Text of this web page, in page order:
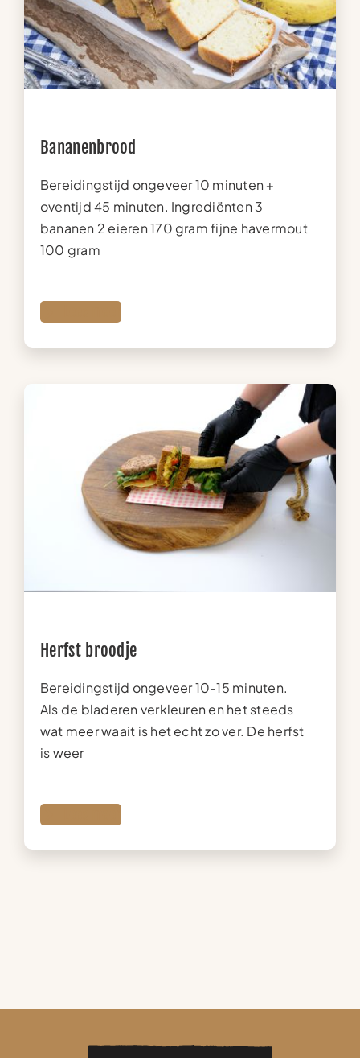
Bananenbrood
Bereidingstijd ongeveer 10 minuten +
oventijd 45 minuten. Ingrediënten 3
bananen 2 eieren 170 gram fijne havermout
100 gram
Herfst broodje
Bereidingstijd ongeveer 10-15 minuten.
Als de bladeren verkleuren en het steeds
wat meer waait is het echt zo ver. De herfst
is weer